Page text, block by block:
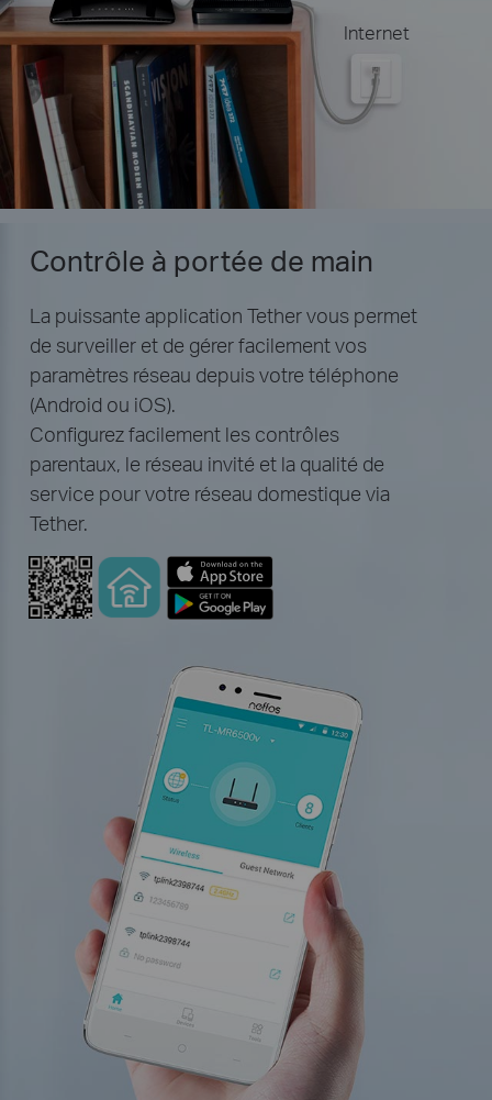
Internet
Contrôle à portée de main
La puissante application Tether vous permet
de surveiller et de gérer facilement vos
paramètres réseau depuis votre téléphone
(Android ou iOS).
Configurez facilement les contrôles
parentaux, le réseau invité et la qualité de
service pour votre réseau domestique via
Tether.